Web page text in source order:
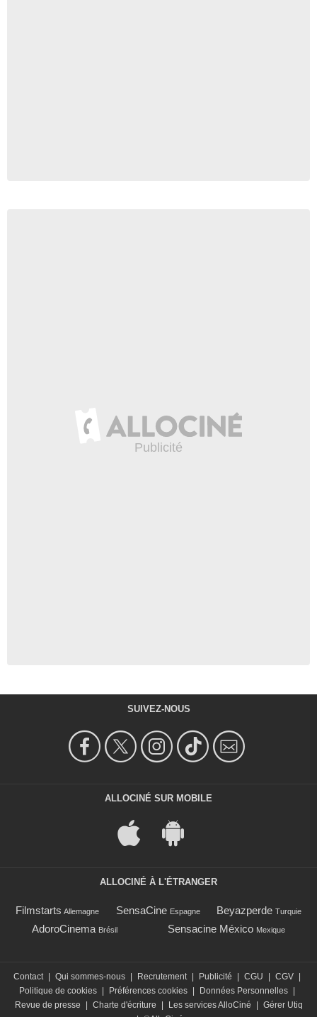
SUIVEZ-NOUS
ALLOCINÉ SUR MOBILE
ALLOCINÉ À L'ÉTRANGER
Filmstarts Allemagne SensaCine Espagne Beyazperde Turquie
AdoroCinema Brésil Sensacine México Mexique
Contact | Qui sommes-nous | Recrutement | Publicité | CGU | CGV |
Politique de cookies | Préférences cookies | Données Personnelles |
Revue de presse
| Charte d'écriture | Les services AlloCiné | Gérer Utiq